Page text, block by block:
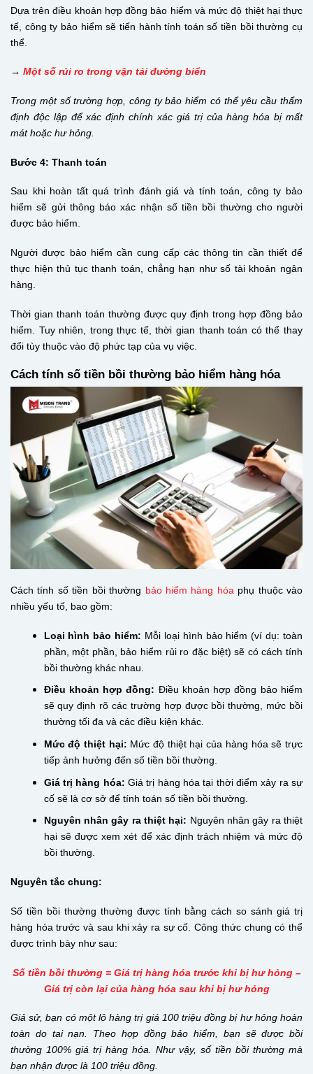
Dựa trên điều khoản hợp đồng bảo hiểm và mức độ thiệt hại thực
tế, công ty bảo hiểm sẽ tiến hành tính toán số tiền bồi thường cụ
thể.
→ Một số rủi ro trong vận tải đường biển
Trong một số trường hợp, công ty bảo hiểm có thể yêu cầu thẩm
định độc lập để xác định chính xác giá trị của hàng hóa bị mất
mát hoặc hư hỏng.
Bước 4: Thanh toán
Sau khi hoàn tất quá trình đánh giá và tính toán, công ty bảo
hiểm sẽ gửi thông báo xác nhận số tiền bồi thường cho người
được bảo hiểm.
Người được bảo hiểm cần cung cấp các thông tin cần thiết để
thực hiện thủ tục thanh toán, chẳng hạn như số tài khoản ngân
hàng.
Thời gian thanh toán thường được quy định trong hợp đồng bảo
hiểm. Tuy nhiên, trong thực tế, thời gian thanh toán có thể thay
đổi tùy thuộc vào độ phức tạp của vụ việc.
Cách tính số tiền bồi thường bảo hiểm hàng hóa
Cách tính số tiền bồi thường bảo hiểm hàng hóa phụ thuộc vào
nhiều yếu tố, bao gồm:
Loại hình bảo hiểm: Mỗi loại hình bảo hiểm (ví dụ: toàn
phần, một phần, bảo hiểm rủi ro đặc biệt) sẽ có cách tính
bồi thường khác nhau.
Điều khoản hợp đồng: Điều khoản hợp đồng bảo hiểm
sẽ quy định rõ các trường hợp được bồi thường, mức bồi
thường tối đa và các điều kiện khác.
Mức độ thiệt hại: Mức độ thiệt hại của hàng hóa sẽ trực
tiếp ảnh hưởng đến số tiền bồi thường.
Giá trị hàng hóa: Giá trị hàng hóa tại thời điểm xảy ra sự
cố sẽ là cơ sở để tính toán số tiền bồi thường.
Nguyên nhân gây ra thiệt hại: Nguyên nhân gây ra thiệt
hại sẽ được xem xét để xác định trách nhiệm và mức độ
bồi thường.
Nguyên tắc chung:
Số tiền bồi thường thường được tính bằng cách so sánh giá trị
hàng hóa trước và sau khi xảy ra sự cố. Công thức chung có thể
được trình bày như sau:
Số tiền bồi thường = Giá trị hàng hóa trước khi bị hư hỏng –
Giá trị còn lại của hàng hóa sau khi bị hư hỏng
Giả sử, bạn có một lô hàng trị giá 100 triệu đồng bị hư hỏng hoàn
toàn do tai nạn. Theo hợp đồng bảo hiểm, bạn sẽ được bồi
thường 100% giá trị hàng hóa. Như vậy, số tiền bồi thường mà
bạn nhận được là 100 triệu đồng.